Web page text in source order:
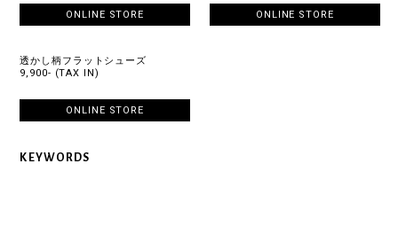
ONLINE STORE ONLINE STORE
透かし柄フラットシューズ
9,900- (TAX IN)
ONLINE STORE
KEYWORDS